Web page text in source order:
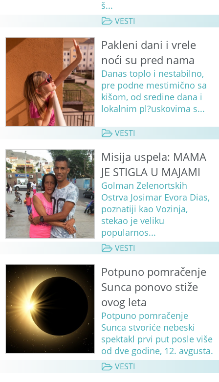
š...
VESTI
Pakleni dani i vrele
noći su pred nama
Danas toplo i nestabilno,
pre podne mestimično sa
kišom, od sredine dana i
lokalnim pl?uskovima s...
VESTI
Misija uspela: MAMA
JE STIGLA U MAJAMI
Golman Zelenortskih
Ostrva Josimar Evora Dias,
poznatiji kao Vozinja,
stekao je veliku
popularnos...
VESTI
Potpuno pomračenje
Sunca ponovo stiže
ovog leta
Potpuno pomračenje
Sunca stvoriće nebeski
spektakl prvi put posle više
od dve godine, 12. avgusta.
VESTI